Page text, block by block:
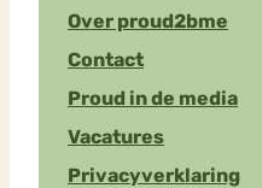
Over proud2bme
Contact
Proud in de media
Vacatures
Privacyverklaring